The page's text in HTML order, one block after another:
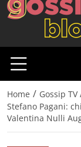
Home / Gossip TV
Stefano Pagani:
Valentina Nulli